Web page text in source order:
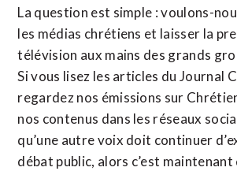
La question est simple : voulons-
les médias chrétiens et laisser la
télévision aux mains des grands
Si vous lisez les articles du Journal
regardez nos émissions sur
nos contenus dans les réseaux
qu’une autre voix doit continuer
débat public, alors c’est maintenant